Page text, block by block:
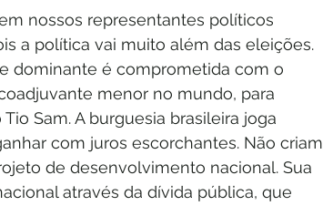
nossos representantes políticos
a política vai muito além das eleições.
dominante é comprometida com o
menor no mundo, para
Sam. A burguesia brasileira joga
com juros escorchantes. Não criam
de desenvolvimento nacional. Sua
através da dívida pública, que